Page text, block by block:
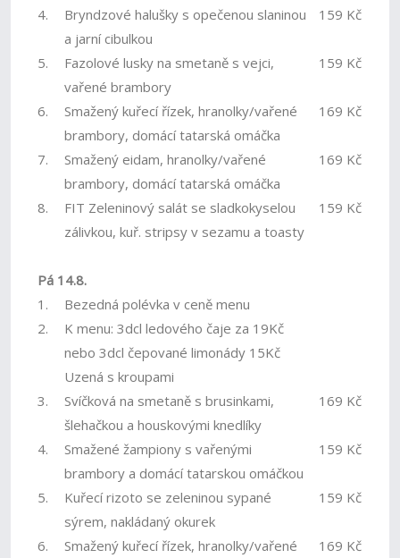
4.
Bryndzové halušky s opečenou slaninou
a jarní cibulkou
159 Kč
5.
Fazolové lusky na smetaně s vejci,
vařené brambory
159 Kč
6.
Smažený kuřecí řízek, hranolky/vařené
brambory, domácí tatarská omáčka
169 Kč
7.
Smažený eidam, hranolky/vařené
brambory, domácí tatarská omáčka
169 Kč
8.
FIT Zeleninový salát se sladkokyselou
zálivkou, kuř. stripsy v sezamu a toasty
159 Kč
Pá 14.8.
1.
Bezedná polévka v ceně menu
2.
K menu: 3dcl ledového čaje za 19Kč
nebo 3dcl čepované limonády 15Kč
Uzená s kroupami
3.
Svíčková na smetaně s brusinkami,
šlehačkou a houskovými knedlíky
169 Kč
4.
Smažené žampiony s vařenými
brambory a domácí tatarskou omáčkou
159 Kč
5.
Kuřecí rizoto se zeleninou sypané
sýrem, nakládaný okurek
159 Kč
6.
Smažený kuřecí řízek, hranolky/vařené
169 Kč